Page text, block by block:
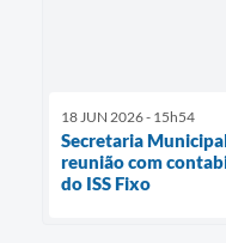
18 JUN 2026 - 15h54
Secretaria
reunião com
do ISS Fixo